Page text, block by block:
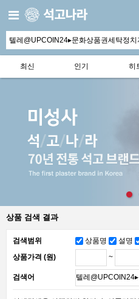
최신 인기 히
상품 검색 결과
검색범위 상품명 설명
상품가격 (원)
~
검색어